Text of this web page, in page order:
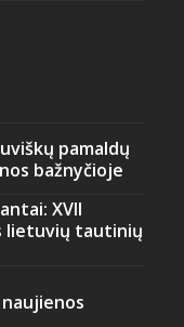
pamaldų
bažnyčioje
XVII
lietuvių tautinių